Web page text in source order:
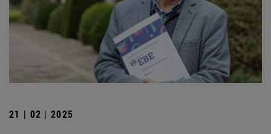
21 | 02 | 2025